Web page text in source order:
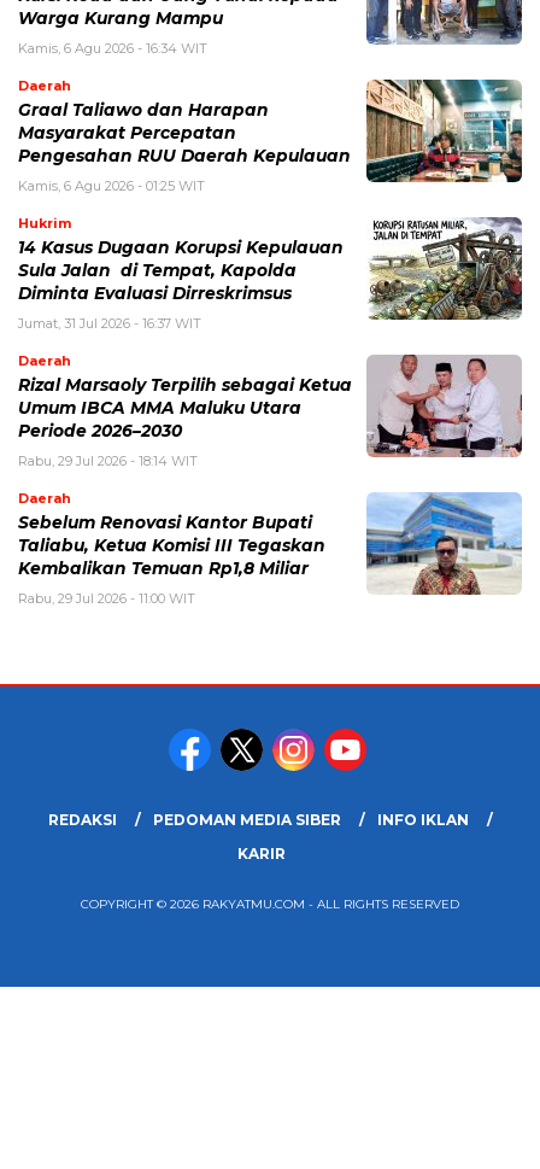
Warga Kurang Mampu
Kamis, 6 Agu 2026 - 16:34 WIT
Daerah
Graal Taliawo dan Harapan
Masyarakat Percepatan
Pengesahan RUU Daerah Kepulauan
Kamis, 6 Agu 2026 - 01:25 WIT
Hukrim
14 Kasus Dugaan Korupsi Kepulauan
Sula Jalan di Tempat, Kapolda
Diminta Evaluasi Dirreskrimsus
Jumat, 31 Jul 2026 - 16:37 WIT
Daerah
Rizal Marsaoly Terpilih sebagai Ketua
Umum IBCA MMA Maluku Utara
Periode 2026–2030
Rabu, 29 Jul 2026 - 18:14 WIT
Daerah
Sebelum Renovasi Kantor Bupati
Taliabu, Ketua Komisi III Tegaskan
Kembalikan Temuan Rp1,8 Miliar
Rabu, 29 Jul 2026 - 11:00 WIT
REDAKSI PEDOMAN MEDIA SIBER
INFO IKLAN
KARIR
COPYRIGHT © 2026 RAKYATMU.COM - ALL RIGHTS RESERVED